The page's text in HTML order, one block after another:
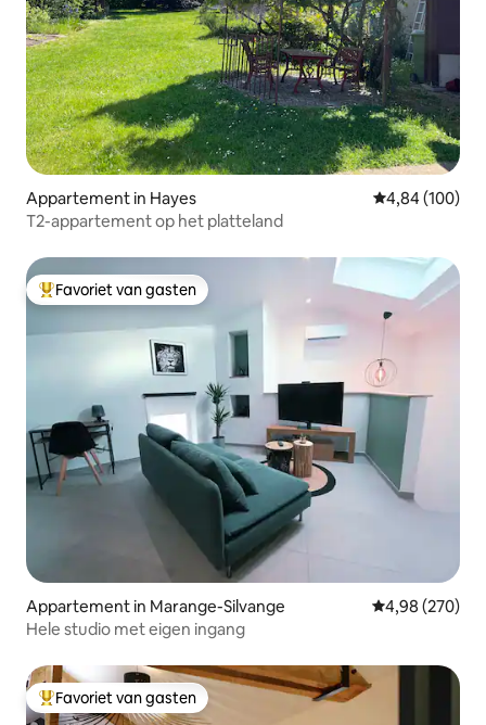
Appartement in Hayes Gemiddelde
4,84 (100)
T2-appartement op het platteland
Topfavoriet van gasten
Favoriet van gasten
Appartement in Marange-Silvange Gemiddelde
4,98 (270)
Hele studio met eigen ingang
Topfavoriet van gasten
Favoriet van gasten